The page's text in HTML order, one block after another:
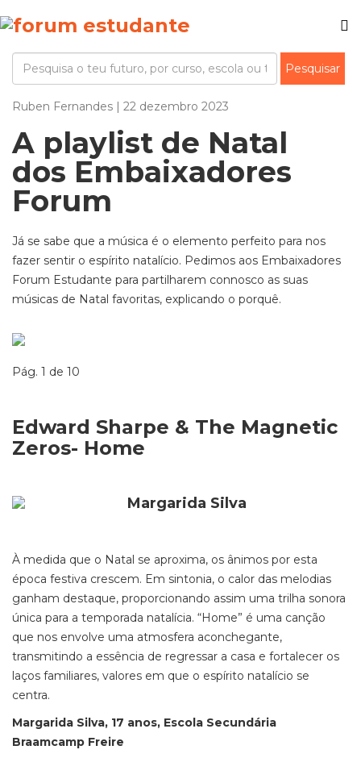
Ruben Fernandes | 22 dezembro 2023
A playlist de Natal
dos Embaixadores
Forum
Já se sabe que a música é o elemento perfeito para nos
fazer sentir o espírito natalício. Pedimos aos Embaixadores
Forum Estudante para partilharem connosco as suas
músicas de Natal favoritas, explicando o porquê.
Pág. 1 de 10
Edward Sharpe & The Magnetic
Zeros- Home
À medida que o Natal se aproxima, os ânimos por esta
época festiva crescem. Em sintonia, o calor das melodias
ganham destaque, proporcionando assim uma trilha sonora
única para a temporada natalícia. “Home” é uma canção
que nos envolve uma atmosfera aconchegante,
transmitindo a essência de regressar a casa e fortalecer os
laços familiares, valores em que o espírito natalício se
centra.
Margarida Silva, 17 anos, Escola Secundária
Braamcamp Freire